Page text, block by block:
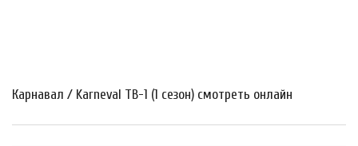
Карнавал / Karneval ТВ-1 (1 сезон) смотреть онлайн